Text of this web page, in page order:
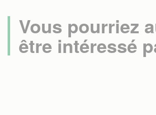
Vous pourriez
être intéressé